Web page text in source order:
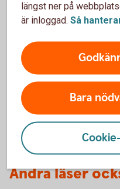
Så mycket
Swedbanks
prisutvecklingen
Andra läser
längst ner på
är inloggad. Så
Bara